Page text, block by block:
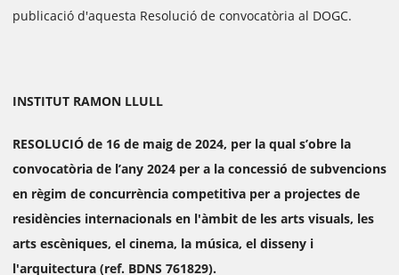
publicació d'aquesta Resolució de convocatòria al DOGC.
INSTITUT RAMON LLULL
RESOLUCIÓ de 16 de maig de 2024, per la qual s’obre la
convocatòria de l’any 2024 per a la concessió de subvencions
en règim de concurrència competitiva per a projectes de
residències internacionals en l'àmbit de les arts visuals, les
arts escèniques, el cinema, la música, el disseny i
l'arquitectura (ref. BDNS 761829).